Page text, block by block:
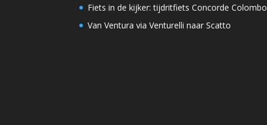
Fiets in de kijker: tijdritfiets Concorde Colombo
Van Ventura via Venturelli naar Scatto